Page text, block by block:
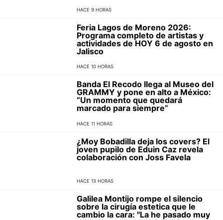
HACE 9 HORAS
Feria Lagos de Moreno 2026:
Programa completo de artistas y
actividades de HOY 6 de agosto en
Jalisco
HACE 10 HORAS
Banda El Recodo llega al Museo del
GRAMMY y pone en alto a México:
“Un momento que quedará
marcado para siempre”
HACE 11 HORAS
¿Moy Bobadilla deja los covers? El
joven pupilo de Eduin Caz revela
colaboración con Joss Favela
HACE 13 HORAS
Galilea Montijo rompe el silencio
sobre la cirugía estetica que le
cambio la cara: "La he pasado muy